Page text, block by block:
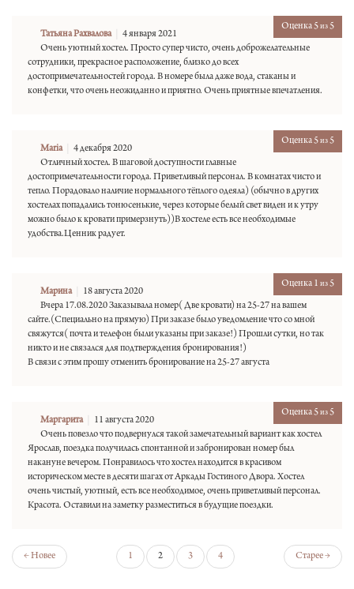
Оценка 5из5
Татьяна Рахвалова
4 января 2021
Очень уютный хостел. Просто супер чисто, очень доброжелательные
сотрудники, прекрасное расположение, близко до всех
достопримечательностей города. В номере была даже вода, стаканы и
конфетки, что очень неожиданно и приятно. Очень приятные впечатления.
Оценка 5из5
Maria
4 декабря 2020
Отличный хостел. В шаговой доступности главные
достопримечательности города. Приветливый персонал. В комнатах чисто и
тепло. Порадовало наличие нормального тёплого одеяла) (обычно в других
хостелах попадались тонюсенькие, через которые белый свет виден и к утру
можно было к кровати примерзнуть))В хостеле есть все необходимые
удобства.Ценник радует.
Оценка 1 из5
Марина
18 августа 2020
Вчера 17.08.2020 Заказывала номер( Две кровати) на 25-27 на вашем
сайте.(Специально на прямую) При заказе было уведомление что со мной
свяжутся( почта и телефон были указаны при заказе!) Прошли сутки, но так
никто и не связался для подтверждения бронирования!)
В связи с этим прошу отменить бронирование на 25-27 августа
Оценка 5из5
Маргарита
11 августа 2020
Очень повезло что подвернулся такой замечательный вариант как хостел
Ярослав, поездка получилась спонтанной и забронирован номер был
накануне вечером. Понравилось что хостел находится в красивом
историческом месте в десяти шагах от Аркады Гостиного Двора. Хостел
очень чистый, уютный, есть все необходимое, очень приветливый персонал.
Красота. Оставили на заметку разместиться в будущие поездки.
← Новее 1 2 3 4 Старее →